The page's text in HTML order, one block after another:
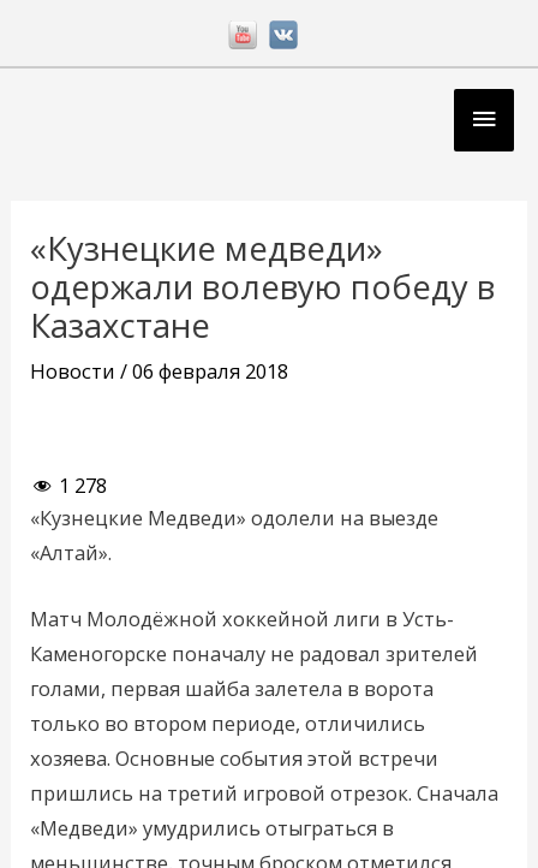
«Кузнецкие медведи»
одержали волевую победу в
Казахстане
Новости /06 февраля 2018
1 278
«Кузнецкие Медведи» одолели на выезде
«Алтай».
Матч Молодёжной хоккейной лиги в Усть-
Каменогорске поначалу не радовал зрителей
голами, первая шайба залетела в ворота
только во втором периоде, отличились
хозяева. Основные события этой встречи
пришлись на третий игровой отрезок. Сначала
«Медведи» умудрились отыграться в
записям